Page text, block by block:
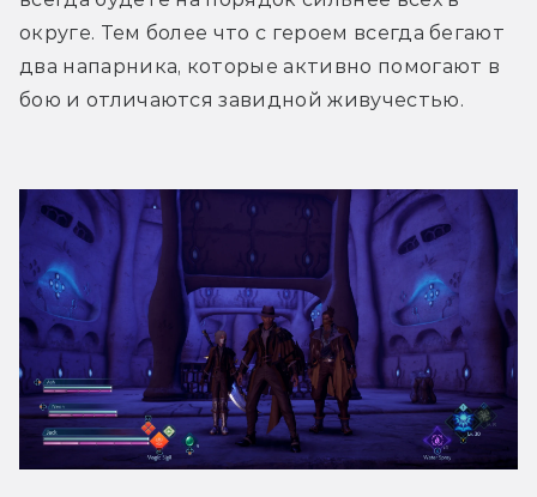
округе. Тем более что с героем всегда бегают
два напарника, которые активно помогают в
бою и отличаются завидной живучестью.